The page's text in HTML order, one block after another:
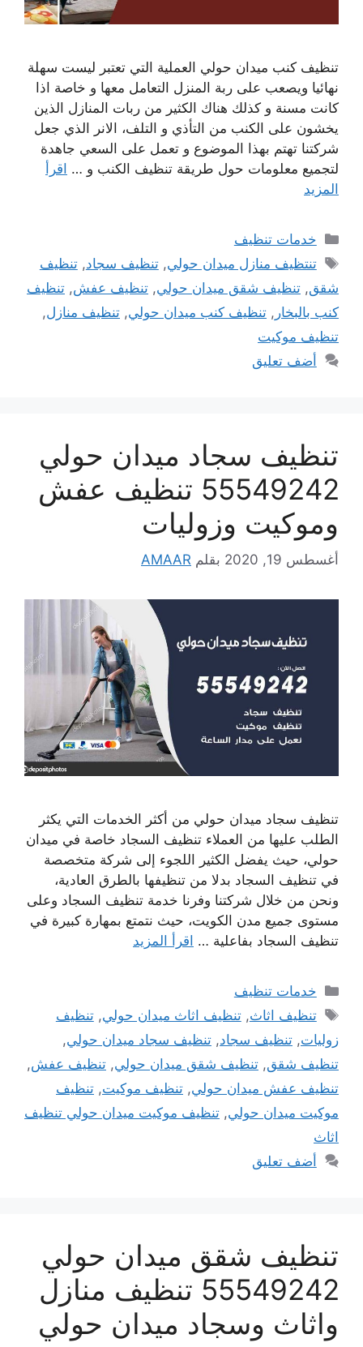
تنظيف كنب ميدان حولي العملية التي تعتبر ليست سهلة
نهائيا ويصعب على ربة المنزل التعامل معها و خاصة اذا
كانت مسنة و كذلك هناك الكثير من ربات المنازل الذين
يخشون على الكنب من التأذي و التلف، الانر الذي جعل
شركتنا تهتم بهذا الموضوع و تعمل على السعي جاهدة
لتجميع معلومات حول طريقة تنظيف الكنب و … اقرأ
المزيد
التصنيفات
خدمات تنظيف
الوسوم
تنتظيف منازل ميدان حولي,تنظيف سجاد,تنظيف
شقق, تنظيف شقق ميدان حولي, تنظيف عفش, تنظيف
كنب بالبخار , تنظيف كنب ميدان حولي, تنظيف منازل,
تنظيف موكيت
أضف تعليق
تنظيف سجاد ميدان حولي
55549242 تنظيف عفش
وموكيت وزوليات
أغسطس 19, 2020 بقلم AMAAR
تنظيف سجاد ميدان حولي من أكثر الخدمات التي يكثر
الطلب عليها من العملاء تنظيف السجاد خاصة في ميدان
حولي، حيث يفضل الكثير اللجوء إلى شركة متخصصة
في تنظيف السجاد بدلا من تنظيفها بالطرق العادية،
ونحن من خلال شركتنا وفرنا خدمة تنظيف السجاد وعلى
مستوى جميع مدن الكويت، حيث نتمتع بمهارة كبيرة في
تنظيف السجاد بفاعلية … اقرأ المزيد
التصنيفات
خدمات تنظيف
الوسوم
تنظيف اثاث,تنظيف اثاث ميدان حولي,تنظيف
زوليات, تنظيف سجاد, تنظيف سجاد ميدان حولي,
تنظيف شقق, تنظيف شقق ميدان حولي, تنظيف عفش,
تنظيف عفش ميدان حولي, تنظيف موكيت, تنظيف
موكيت ميدان حولي, تنظيف موكيت ميدان حولي تنظيف
اثاث
أضف تعليق
تنظيف شقق ميدان حولي
55549242 تنظيف منازل
واثاث وسجاد ميدان حولي